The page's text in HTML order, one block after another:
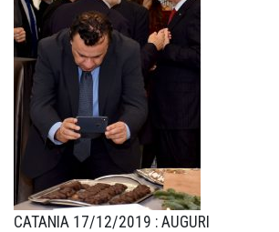
CATANIA 17/12/2019 : AUGURI